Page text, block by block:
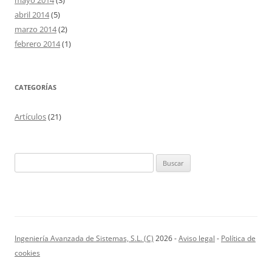
abril 2014(5)
marzo 2014(2)
febrero 2014(1)
CATEGORÍAS
Artículos(21)
Ingeniería Avanzada de Sistemas, S.L. (C) 2026 -Aviso legal - Política de
cookies